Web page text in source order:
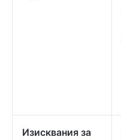
Изисквания за